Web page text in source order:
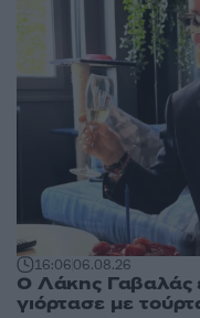
16:0606.08.26
Ο Λάκης Γαβαλάς
γιόρτασε με